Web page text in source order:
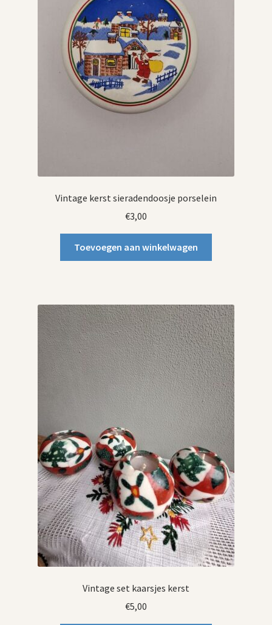
Vintage kerst sieradendoosje porselein
€3,00
Toevoegen aan winkelwagen
Vintage set kaarsjes kerst
€5,00